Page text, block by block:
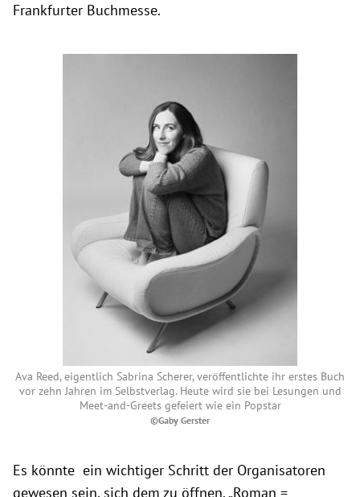
Frankfurter Buchmesse.
Ava Reed, eigentlich Sabrina Scherer, veröffentlichte ihr erstes Buch
vor zehn Jahren im Selbstverlag. Heute wird sie bei Lesungen und
Meet-and-Greets gefeiert wie ein Popstar
©Gaby Gerster
Es könnte ein wichtiger Schritt der Organisatoren
gewesen sein, sich dem zu öffnen. „Roman =